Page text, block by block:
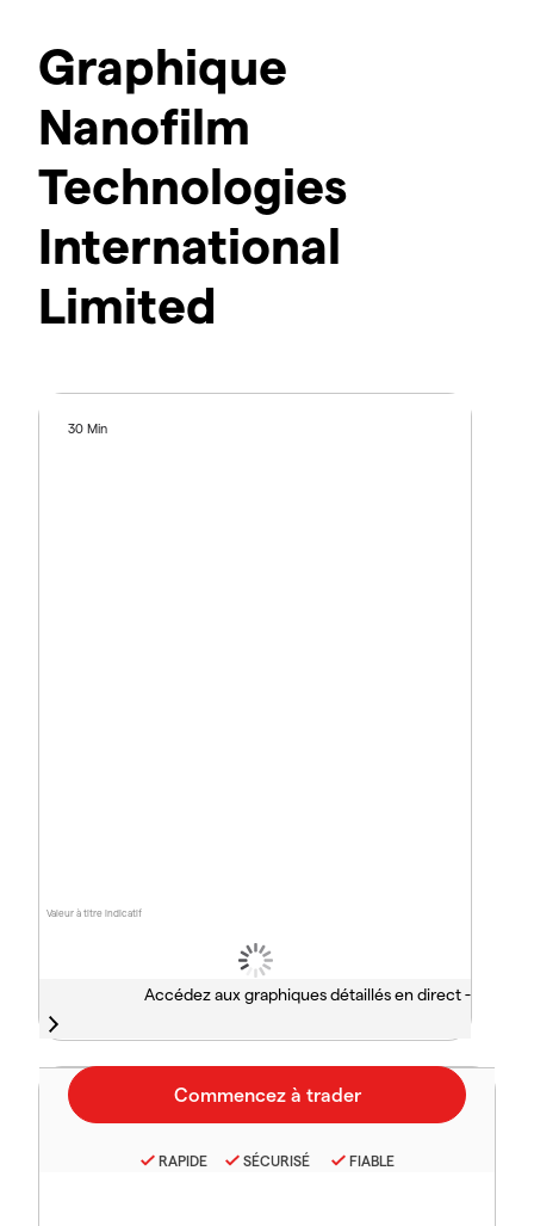
Graphique
Nanofilm
Technologies
International
Limited
Valeur à titre indicatif
30 Min
Accédez aux graphiques détaillés en direct -
RAPIDE SÉCURISÉ FIABLE